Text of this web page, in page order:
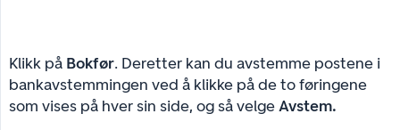
Klikk på Bokfør. Deretter kan du avstemme postene i
bankavstemmingen ved å klikke på de to føringene
som vises på hver sin side, og så velgeAvstem.